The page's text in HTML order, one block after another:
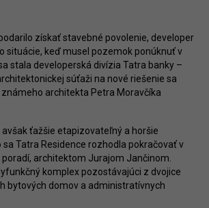
získať stavebné povolenie, developer
situácie, keď musel pozemok ponúknuť v
stala developerská divízia Tatra banky –
súťaži na nové riešenie sa
architekta Petra Moravčíka
avšak ťažšie etapizovateľný a horšie
Tatra Residence rozhodla pokračovať v
architektom Jurajom Jančinom.
komplex pozostávajúci z dvojice
bytových domov a administratívnych